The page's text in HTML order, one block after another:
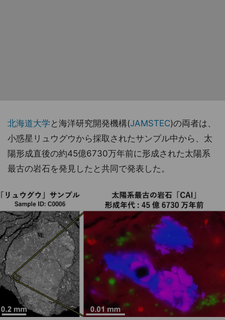
北海道大学 と海洋研究開発機構(JAMSTEC)の両者は、
小惑星リュウグウから採取されたサンプル中から、太
陽形成直後の約45億6730万年前に形成された太陽系
最古の岩石を発見したと共同で発表した。